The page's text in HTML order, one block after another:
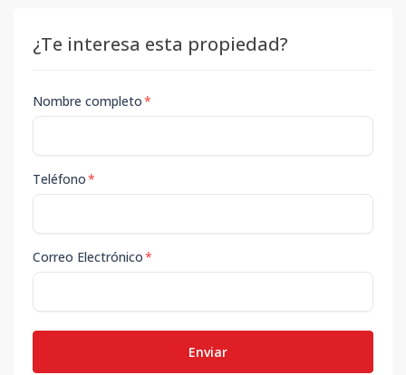
¿Te interesa esta propiedad?
Nombre completo*
Teléfono*
Correo Electrónico*
Enviar